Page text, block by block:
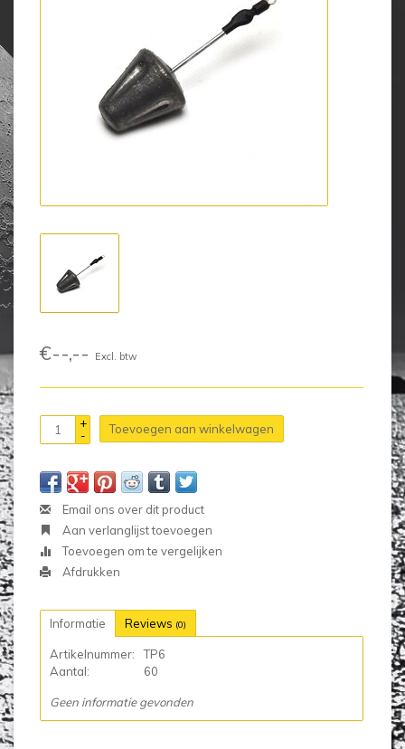
€--,-- Excl. btw
+
-
Toevoegen aan winkelwagen
Email ons over dit product
Aan verlanglijst toevoegen
Toevoegen om te vergelijken
Afdrukken
Informatie Reviews (0)
Artikelnummer:
TP6
Aantal:
60
Geen informatie gevonden